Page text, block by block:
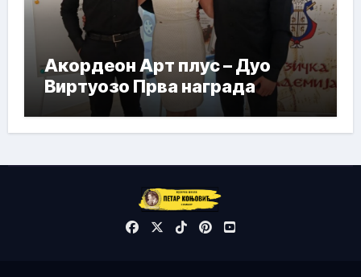
Акордеон Арт плус – Дуо
Виртуозо Прва награда